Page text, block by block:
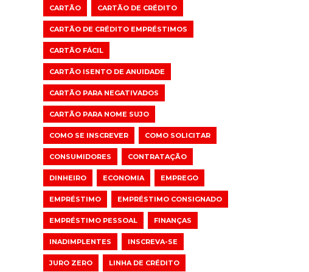
CARTÃO CARTÃO DE CRÉDITO
CARTÃO DE CRÉDITO EMPRÉSTIMOS
CARTÃO FÁCIL
CARTÃO ISENTO DE ANUIDADE
CARTÃO PARA NEGATIVADOS
CARTÃO PARA NOME SUJO
COMO SE INSCREVER COMO SOLICITAR
CONSUMIDORES CONTRATAÇÃO
DINHEIRO ECONOMIA EMPREGO
EMPRÉSTIMO EMPRÉSTIMO CONSIGNADO
EMPRÉSTIMO PESSOAL FINANÇAS
INADIMPLENTES INSCREVA-SE
JURO ZERO LINHA DE CRÉDITO